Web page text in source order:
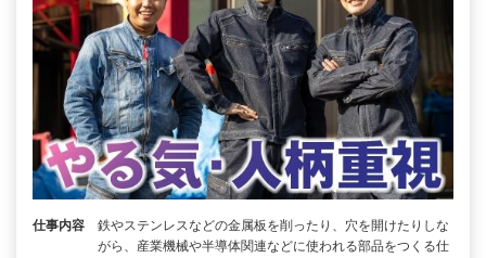
仕事内容
鉄やステンレスなどの金属板を削ったり、穴を開けたりしな
がら、産業機械や半導体関連などに使われる部品をつくる仕